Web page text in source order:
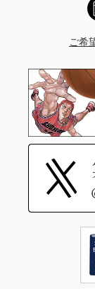
ご希